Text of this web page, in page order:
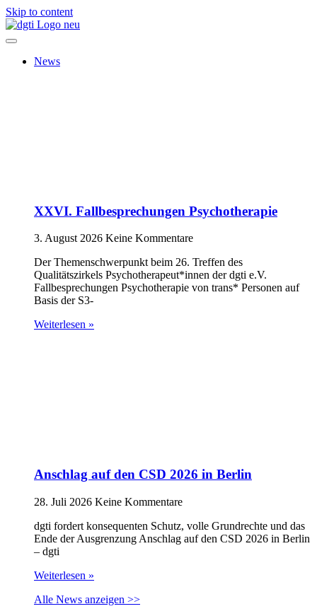
Skip to content
News
XXVI. Fallbesprechungen Psychotherapie
3. August 2026 Keine Kommentare
Der Themenschwerpunkt beim 26. Treffen des
Qualitätszirkels Psychotherapeut*innen der dgti e.V.
Fallbesprechungen Psychotherapie von trans* Personen auf
Basis der S3-
Weiterlesen »
Anschlag auf den CSD 2026 in Berlin
28. Juli 2026 Keine Kommentare
dgti fordert konsequenten Schutz, volle Grundrechte und das
Ende der Ausgrenzung Anschlag auf den CSD 2026 in Berlin
– dgti
Weiterlesen »
Alle News anzeigen >>